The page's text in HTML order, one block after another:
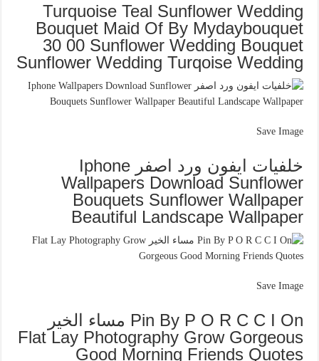
Turquoise Teal Sunflower Wedding
Bouquet Maid Of By Mydaybouquet
30 00 Sunflower Wedding Bouquet
Sunflower Wedding Turqoise Wedding
Save Image
خلفيات ايفون ورد اصفر Iphone
Wallpapers Download Sunflower
Bouquets Sunflower Wallpaper
Beautiful Landscape Wallpaper
Save Image
Pin By P O R C C I On مساء الخير
Flat Lay Photography Grow Gorgeous
Good Morning Friends Quotes